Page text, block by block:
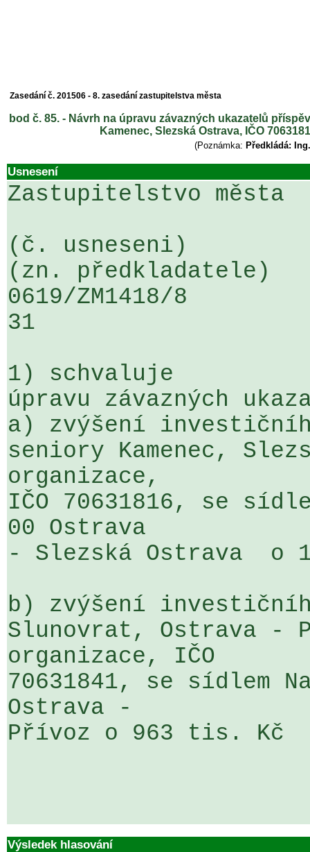
Zasedání č. 201506 - 8. zasedání zastupitelstva města
bod č. 85. - Návrh na úpravu závazných ukazatelů
Kamenec, Slezská Ostrava, IČO
(Poznámka: Předkládá:
Usnesení
Zastupitelstvo města
(č. usneseni)
(zn. předkladatele)
0619/ZM1418/8
31
1) schvaluje
úpravu závazných
a) zvýšení
seniory Kamenec,
organizace,
IČO 70631816, se
00 Ostrava
- Slezská Ostrava  o
b) zvýšení
Slunovrat, Ostrava -
organizace, IČO
70631841, se sídlem
Ostrava -
Přívoz o 963 tis. Kč
Výsledek hlasování